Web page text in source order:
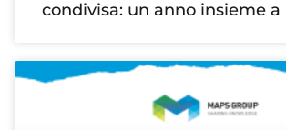
condivisa: un anno insieme a